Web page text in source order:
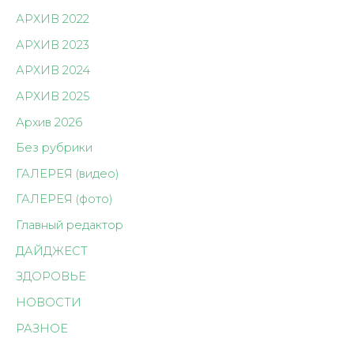
АРХИВ 2022
АРХИВ 2023
АРХИВ 2024
АРХИВ 2025
Архив 2026
Без рубрики
ГАЛЕРЕЯ (видео)
ГАЛЕРЕЯ (фото)
Главный редактор
ДАЙДЖЕСТ
ЗДОРОВЬЕ
НОВОСТИ
РАЗНОЕ